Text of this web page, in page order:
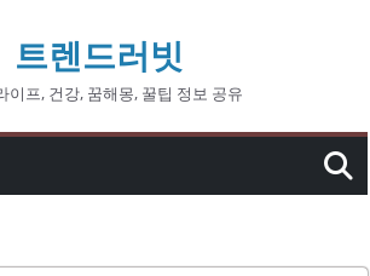
트렌드러빗
이프, 건강, 꿈해몽, 꿀팁 정보 공유